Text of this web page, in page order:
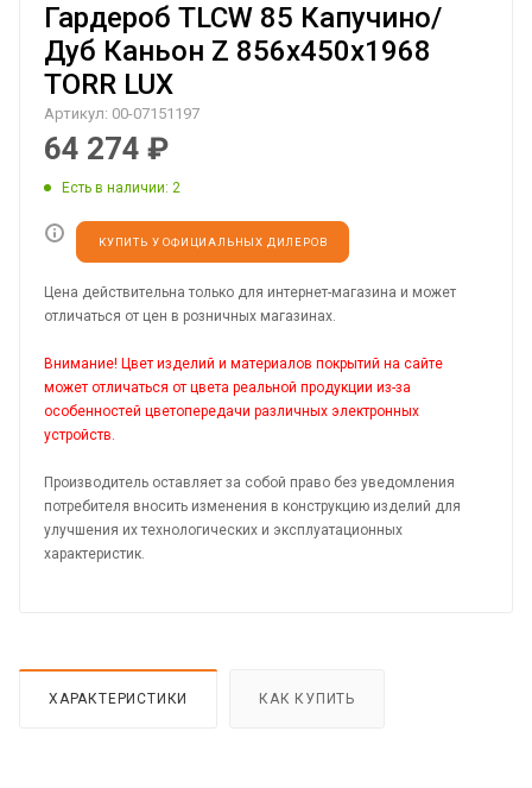
Гардероб TLCW 85 Капучино/
Дуб Каньон Z 856х450х1968
TORR LUX
Артикул: 00-07151197
64 274 ₽
Есть в наличии: 2
КУПИТЬ У ОФИЦИАЛЬНЫХ ДИЛЕРОВ
Цена действительна только для интернет-магазина и может
отличаться от цен в розничных магазинах.
Внимание! Цвет изделий и материалов покрытий на сайте
может отличаться от цвета реальной продукции из-за
особенностей цветопередачи различных электронных
устройств.
Производитель оставляет за собой право без уведомления
потребителя вносить изменения в конструкцию изделий для
улучшения их технологических и эксплуатационных
характеристик.
ХАРАКТЕРИСТИКИ КАК КУПИТЬ